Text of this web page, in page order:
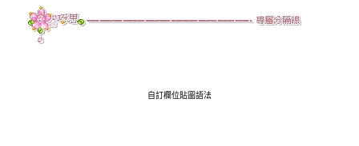
自訂欄位貼圖語法